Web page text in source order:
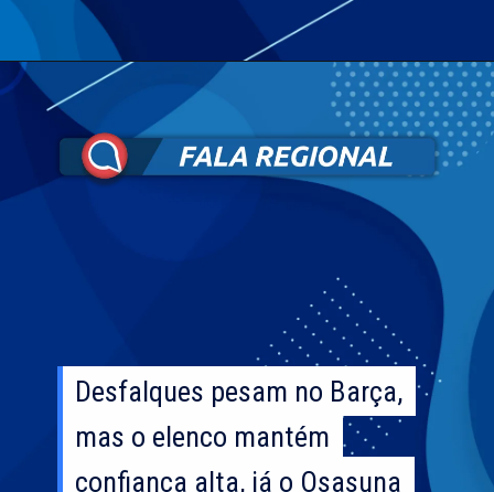
Desfalques pesam no Barça,
mas o elenco mantém
confiança alta, já o Osasuna
Desfalques pesam no Barça,
mas o elenco mantém
confiança alta, já o Osasuna